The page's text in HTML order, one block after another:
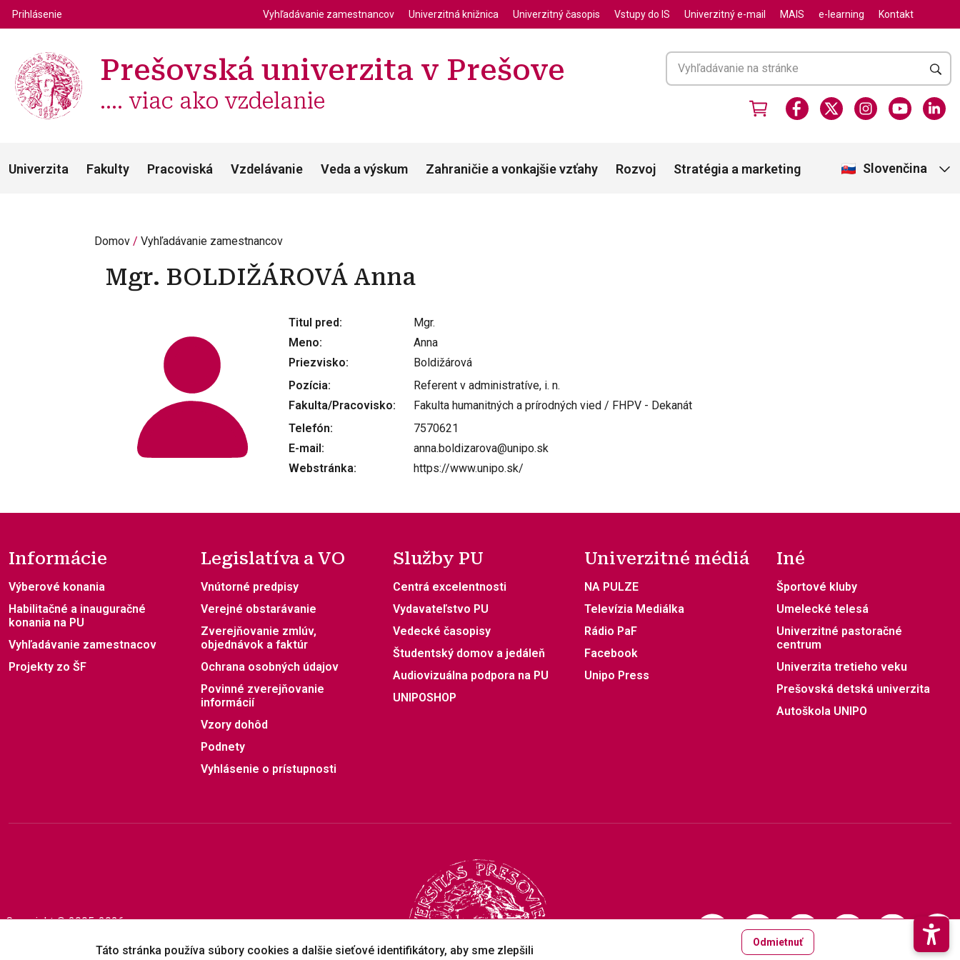
Skočiť na hlavný obsah
Používateľské menu
Prihlásenie Top menu
Vyhľadávanie zamestnancov Univerzitná knižnica Univerzitný časopis Vstupy do IS Univerzitný e-mail MAIS e-learning Kontakt
Prešovská univerzita v Prešove
.... viac ako vzdelanie
Univerzita Fakulty Pracoviská Vzdelávanie Veda a výskum Zahraničie a vonkajšie vzťahy Rozvoj Stratégia a marketing Slovenčina
Domov Vyhľadávanie zamestnancov
Mgr. BOLDIŽÁROVÁ Anna
Titul pred
Mgr.
Meno
Anna
Priezvisko
Boldižárová
Pozícia
Referent v administratíve, i. n.
Fakulta/Pracovisko
Fakulta humanitných a prírodných vied / FHPV - Dekanát
Telefón
7570621
E-mail
anna.boldizarova@unipo.sk
Webstránka
https://www.unipo.sk/
Informácie
Výberové konania
Habilitačné a inauguračné
konania na PU
Vyhľadávanie zamestnacov
Projekty zo ŠF
Legislatíva a VO
Vnútorné predpisy
Verejné obstarávanie
Zverejňovanie zmlúv,
objednávok a faktúr
Ochrana osobných údajov
Povinné zverejňovanie
informácií
Vzory dohôd
Podnety
Vyhlásenie o prístupnosti
Služby PU
Centrá excelentnosti
Vydavateľstvo PU
Vedecké časopisy
Študentský domov a jedáleň
Audiovizuálna podpora na PU
UNIPOSHOP
Univerzitné médiá
NA PULZE
Televízia Mediálka
Rádio PaF
Facebook
Unipo Press
Iné
Športové kluby
Umelecké telesá
Univerzitné pastoračné
centrum
Univerzita tretieho veku
Prešovská detská univerzita
Autoškola UNIPO
Copyright © 2005-2026
Táto stránka používa súbory cookies a dalšie sieťové identifikátory, aby sme zlepšili
Odmietnuť